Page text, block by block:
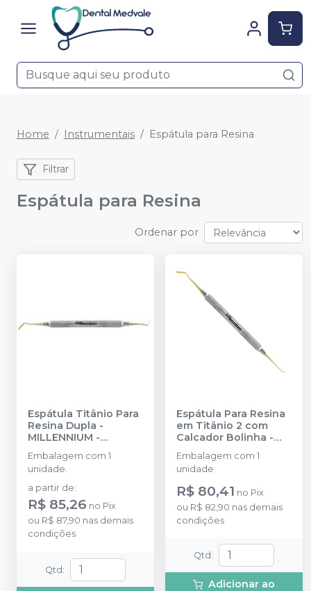
Home Instrumentais Espátula para Resina
Filtrar
Espátula para Resina
Ordenar por
Espátula Titânio Para
Resina Dupla -
MILLENNIUM -
GOLGRAN
Embalagem com 1
unidade.
a partir de:
R$ 85,26 no Pix
ou R$ 87,90 nas demais
condições
Qtd :
Espátula Para Resina
em Titânio 2 com
Calcador Bolinha -
MILLENNIUM -
GOLGRAN
Embalagem com 1
unidade
R$ 80,41 no Pix
ou R$ 82,90 nas demais
condições
Qtd :
Adicionar ao